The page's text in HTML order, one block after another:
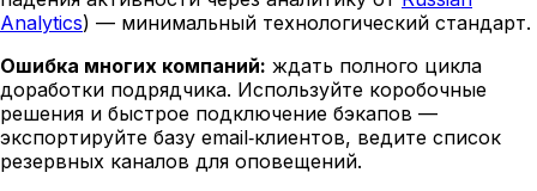
Analytics) — минимальный технологический стандарт.
Ошибка многих компаний: ждать полного цикла
доработки подрядчика. Используйте коробочные
решения и быстрое подключение бэкапов —
экспортируйте базу email‑клиентов, ведите список
резервных каналов для оповещений.